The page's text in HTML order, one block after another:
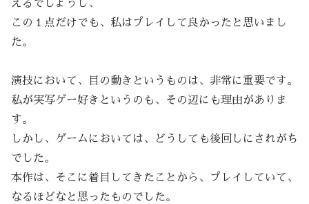
えるでしょうし、
この１点だけでも、私はプレイして良かったと思いまし
た。
演技において、目の動きというものは、非常に重要です。
私が実写ゲー好きというのも、その辺にも理由がありま
す。
しかし、ゲームにおいては、どうしても後回しにされがち
でした。
本作は、そこに着目してきたことから、プレイしていて、
なるほどなと思ったものでした。